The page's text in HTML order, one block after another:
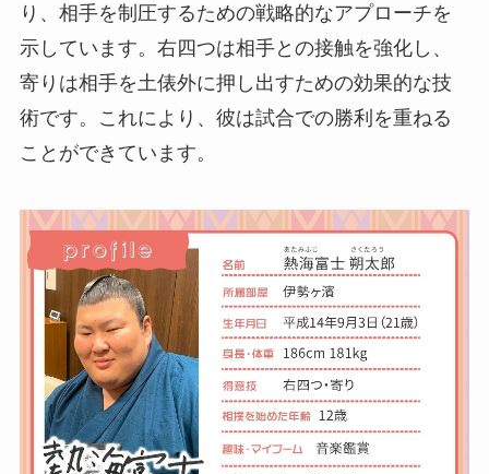
り、相手を制圧するための戦略的なアプローチを
示しています。右四つは相手との接触を強化し、
寄りは相手を土俵外に押し出すための効果的な技
術です。これにより、彼は試合での勝利を重ねる
ことができています。